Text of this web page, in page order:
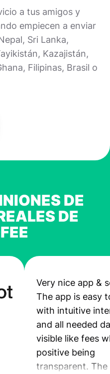
a tus amigos y
empiecen a enviar
Sri Lanka,
Kazajistán,
Filipinas, Brasil o
DE
DE
Very nice app &
The app is easy
with intuitive
and all needed
visible like fees
positive being
transparent. The